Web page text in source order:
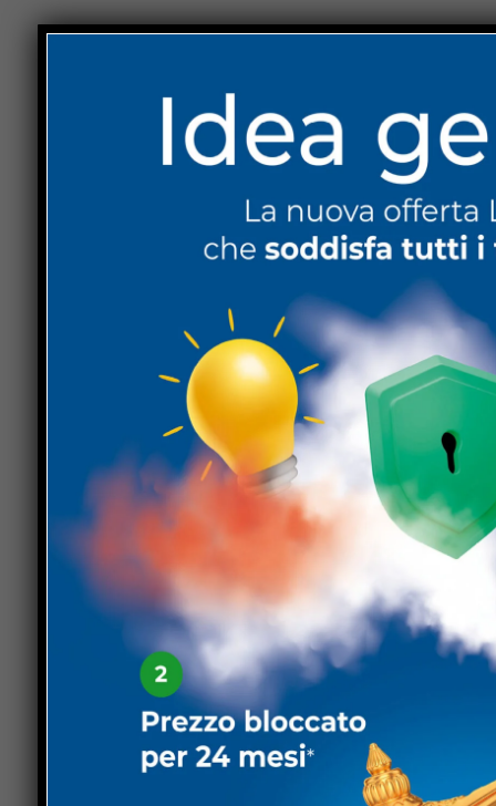
Comune di Perugia, che ha patrocinato
che ha portato i saluti del sindaco Andrea
scelta della Sala dei Notari per la cerimonia di
l’assessore «perché proprio in via della
subacquea dell’Umbria, una delle prime
Tra gli ospiti autorevoli figura il professor
Subacquea e Iperbarica
, che ha consegnato il
comando delGruppo Operativo Subacquei del
Consoli, a sua volta, ha conferito un
Premiati ancheMassimo Scarpati , inventore
l’attività in apnea e di quasi 10.000 ore
platea con il suono emesso dagli scogli;
Paola
al
Cerndi Ginevra e giornalista scientifica che,
, giornalista, regista e autore di
300, tra cui diverse serie per la
Bandiniche, nel 1989, ha raggiunto il record
variabile di -111 metri, battendo così due
La stessa Bandini ha poi assegnato il premio
storia locale riminese, alla moglie Patrizia.
consegna fatta alla moglie Valeria da
ricordato l’amico con cui divenne istruttore nei